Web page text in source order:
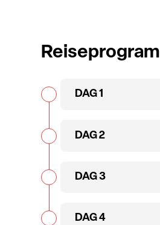
Reiseprogram
DAG 1
DAG 2
DAG 3
DAG 4